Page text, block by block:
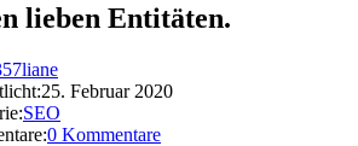
lieben Entitäten.
25. Februar 2020
SEO
0 Kommentare